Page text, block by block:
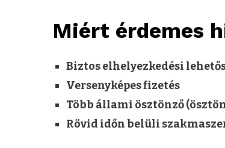
Miért érdemes
Biztos elhelyezkedési
Versenyképes fizetés
Több állami ösztönző
Rövid időn belüli